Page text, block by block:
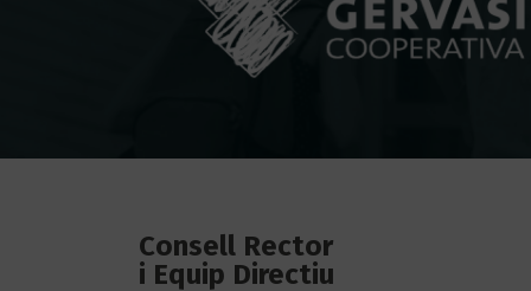
Consell Rector
i Equip Directiu